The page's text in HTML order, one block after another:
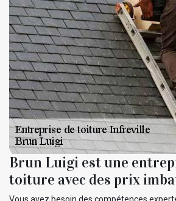
Brun Luigi est une
toiture avec des prix